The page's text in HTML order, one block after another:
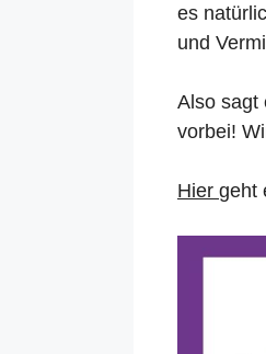
es
und
Also sagt
vorbei!
Hier geht